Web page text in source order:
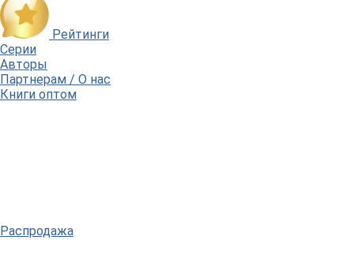
Рейтинги
Серии
Авторы
Партнерам / О нас
Книги оптом
Распродажа